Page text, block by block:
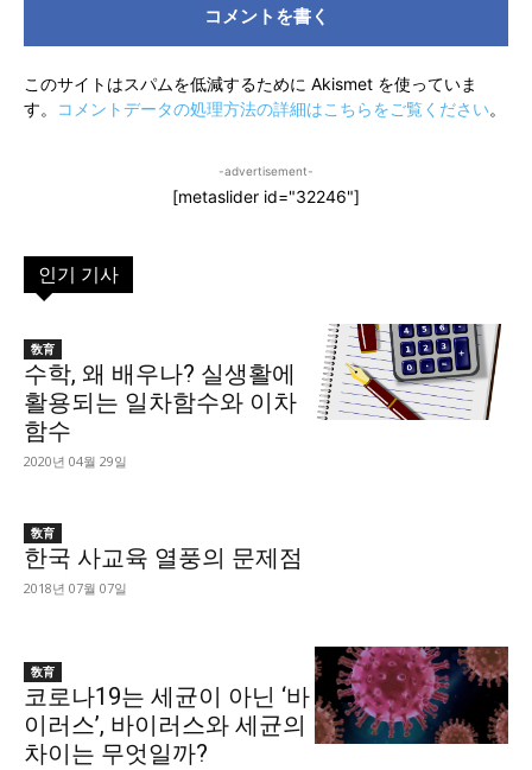
ト：
このサイトはスパムを低減するために Akismet を使っていま
す。
コメントデータの処理方法の詳細はこちらをご覧ください。
-advertisement-
[metaslider id="32246"]
인기 기사
敎育
수학, 왜 배우나? 실생활에
활용되는 일차함수와 이차
함수
2020년 04월 29일
敎育
한국 사교육 열풍의 문제점
2018년 07월 07일
敎育
코로나19는 세균이 아닌 ‘바
이러스’, 바이러스와 세균의
차이는 무엇일까?